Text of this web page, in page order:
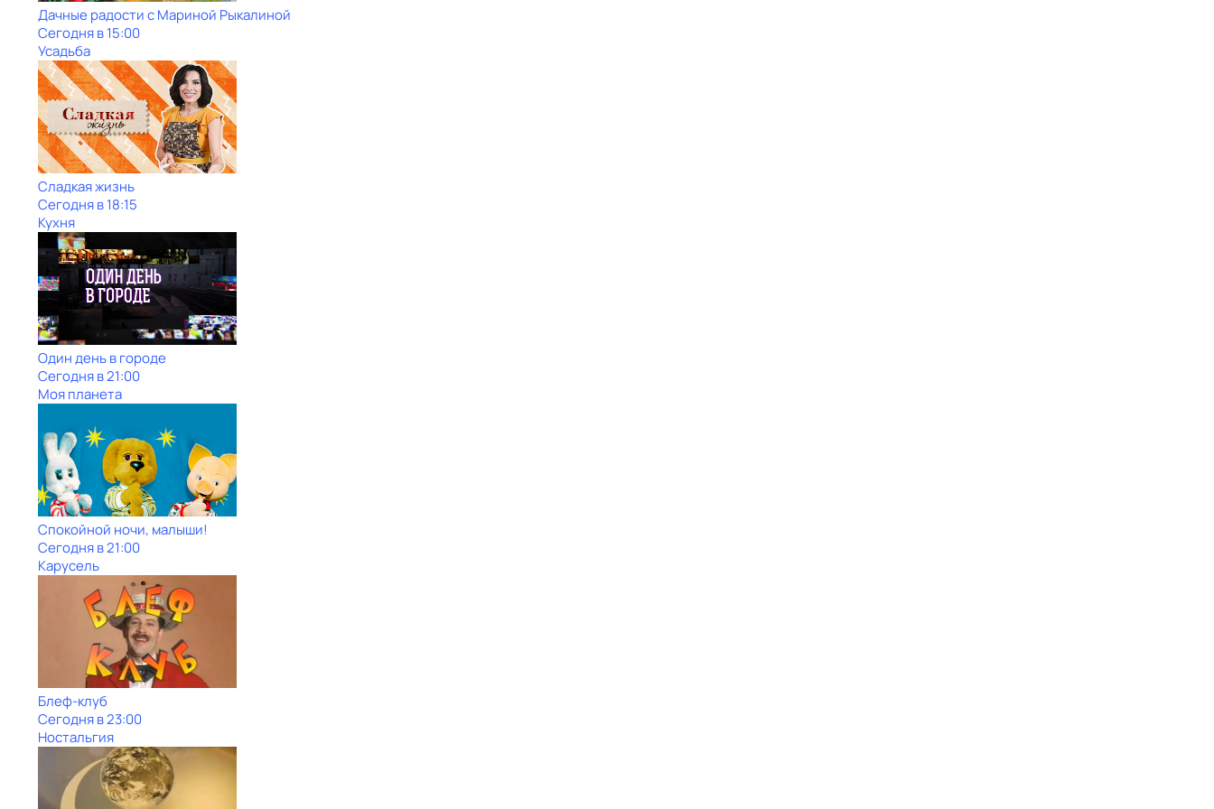
Дачные радости с Мариной Рыкалиной
Сегодня в 15:00
Усадьба
Сладкая жизнь
Сегодня в 18:15
Кухня
Один день в городе
Сегодня в 21:00
Моя планета
Спокойной ночи, малыши!
Сегодня в 21:00
Карусель
Блеф-клуб
Сегодня в 23:00
Ностальгия